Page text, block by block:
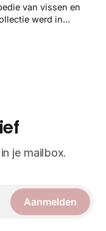
zelf.
van vissen en
werd in
driedimensionale
je mailbox.
Aanmelden